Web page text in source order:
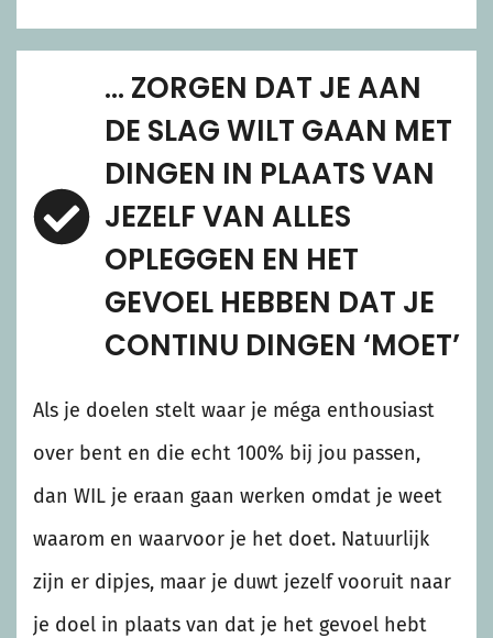
… ZORGEN DAT JE AAN
DE SLAG WILT GAAN MET
DINGEN IN PLAATS VAN
JEZELF VAN ALLES
OPLEGGEN EN HET
GEVOEL HEBBEN DAT JE
CONTINU DINGEN ‘MOET’
Als je doelen stelt waar je méga enthousiast
over bent en die echt 100% bij jou passen,
dan WIL je eraan gaan werken omdat je weet
waarom en waarvoor je het doet. Natuurlijk
zijn er dipjes, maar je duwt jezelf vooruit naar
je doel in plaats van dat je het gevoel hebt